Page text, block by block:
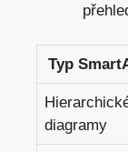
Typ
diagramy